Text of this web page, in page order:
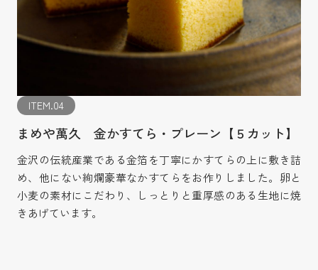
ITEM.04
まめや萬久 金かすてら・プレーン【５カット】
金沢の伝統産業である金箔を丁寧にかすてらの上に敷き詰
め、他にない絢爛豪華なかすてらをお作りしました。卵と
小麦の素材にこだわり、しっとりと重厚感のある生地に焼
きあげています。